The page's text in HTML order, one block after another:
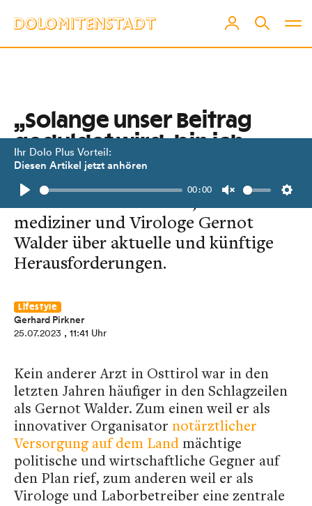
Ihr Dolo Plus Vorteil:
Diesen Artikel jetzt anhören
Play
00:00
Unmute
„Solange unser Beitrag
gedul­det wird, bin ich
zufrieden.“
Interview mit Landarzt, Notfall­
mediziner und Virologe Gernot
Walder über aktuelle und künftige
Herausforderungen.
Lifestyle
Gerhard Pirkner
25.07.2023 , 11:41 Uhr
Kein anderer Arzt in Osttirol war in den
letzten Jahren häufiger in den Schlagzeilen
als Gernot Walder. Zum einen weil er als
innovativer Organisator notärztlicher
Versorgung auf dem Land mächtige
politische und wirtschaftliche Gegner auf
den Plan rief, zum anderen weil er als
Virologe und Laborbetreiber eine zentrale